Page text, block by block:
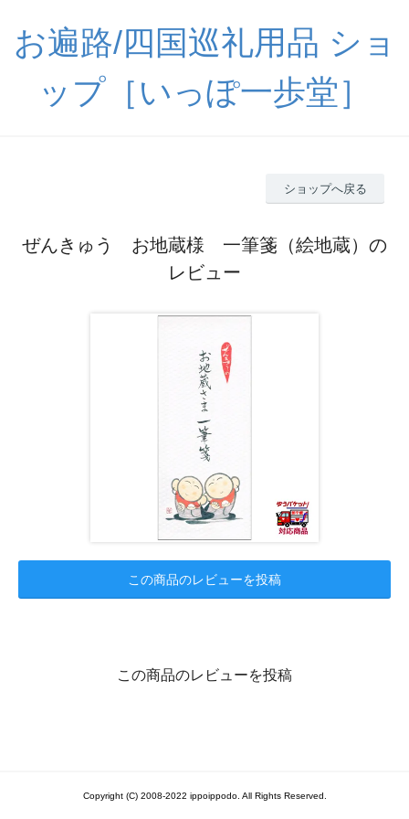
お遍路/四国巡礼用品 ショ
ップ［いっぽ一歩堂］
ショップへ戻る
ぜんきゅう お地蔵様 一筆箋（絵地蔵）の
レビュー
この商品のレビューを投稿
この商品のレビューを投稿
Copyright (C) 2008-2022 ippoippodo. All Rights Reserved.